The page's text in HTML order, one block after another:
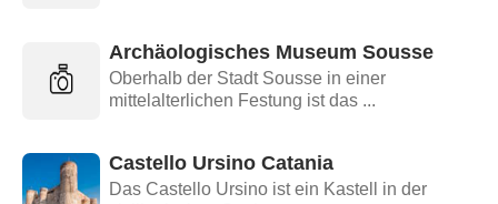
Archäologisches Museum Sousse
Oberhalb der Stadt Sousse in einer
mittelalterlichen Festung ist das ...
Castello Ursino Catania
Das Castello Ursino ist ein Kastell in der